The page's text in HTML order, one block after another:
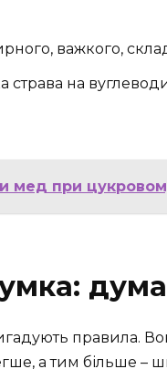
важкого,
страва на
мед при
правила.
а тим більше –